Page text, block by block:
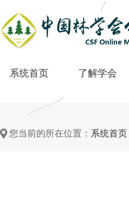
系统首页 了解学会
您当前的所在位置： 系统首页